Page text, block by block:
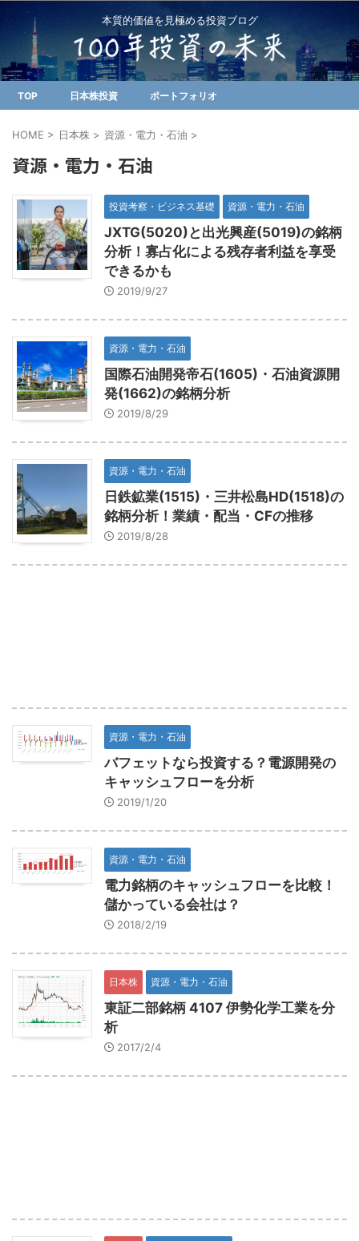
本質的価値を見極める投資ブログ
TOP 日本株投資 ポートフォリオ
HOME > 日本株 > 資源・電力・石油 >
資源・電力・石油
投資考察・ビジネス基礎 資源・電力・石油
JXTG(5020)と出光興産(5019)の銘柄
分析！寡占化による残存者利益を享受
できるかも
2019/9/27
資源・電力・石油
国際石油開発帝石(1605)・石油資源開
発(1662)の銘柄分析
2019/8/29
資源・電力・石油
日鉄鉱業(1515)・三井松島HD(1518)の
銘柄分析！業績・配当・CFの推移
2019/8/28
資源・電力・石油
バフェットなら投資する？電源開発の
キャッシュフローを分析
2019/1/20
資源・電力・石油
電力銘柄のキャッシュフローを比較！
儲かっている会社は？
2018/2/19
日本株 資源・電力・石油
東証二部銘柄 4107 伊勢化学工業を分
析
2017/2/4